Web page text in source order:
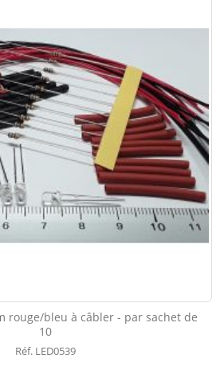
rouge/bleu à câbler - par sachet de
10
Réf. LED0539